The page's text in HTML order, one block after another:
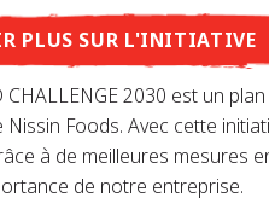
Challenge
CHALLENGE 2030 est un
Foods. Avec cette
à de meilleures mesures
de notre entreprise.
PLUS SUR L'INITIATIVE
que...
est l'inventeur des nouilles
en 1958,
aujourd'hui.